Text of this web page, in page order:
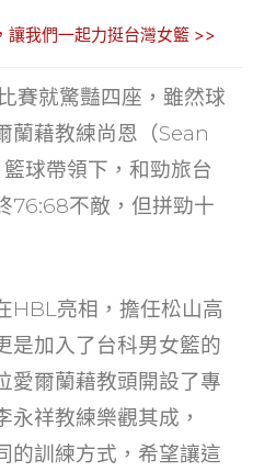
C
h
at
k
e
dI
n
讓我們一起力挺台灣女籃 >>
賽就驚豔四座，雖然球
蘭藉教練尚恩（Sean
球帶領下，和勁旅台
76:68不敵，但拼勁十
HBL亮相，擔任松山高
是加入了台科男女籃的
愛爾蘭藉教頭開設了專
祥教練樂觀其成，
的訓練方式，希望讓這